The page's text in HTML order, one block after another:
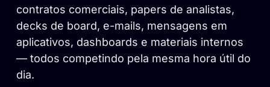
contratos comerciais, papers de analistas,
decks de board, e-mails, mensagens em
aplicativos, dashboards e materiais internos
— todos competindo pela mesma hora útil do
dia.